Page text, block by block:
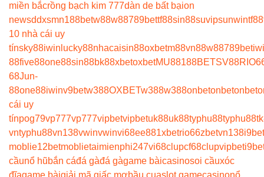
miền bắcrồng bạch kim 777dàn de bất bạion
newsddxsmn188betw88w88789bettf88sin88suvipsunwintf88
10 nhà cái uy
tínsky88iwin lucky88nhacaisin88oxbetm88vn88w88789bet
88five88one88sin88bk88xbetoxbetMU88188BETSV88
68Jun-
88one88iwinv9betw388OXBETw388w388onbetonbetonbet
cái uy
tínpog79vp777vp777vipbetvipbetuk88uk88typhu88typhu88
vntyphu88vn138vwinvwinvi68ee881xbetrio66zbetvn138
moblie12betmoblietaimienphi247vi68clupcf68clupvipbet
cầunổ hũbắn cáđá gàđá gàgame bàicasinosoi cầuxóc
đĩagame bàigiải mã giấc mơbầu cuaslot gamecasinonổ